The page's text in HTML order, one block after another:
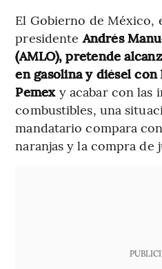
El Gobierno de México,
presidenteAndrés
(AMLO), pretende
en gasolina y diésel
Pemex y acabar con las
combustibles, una
mandatario compara
naranjas y la compra de